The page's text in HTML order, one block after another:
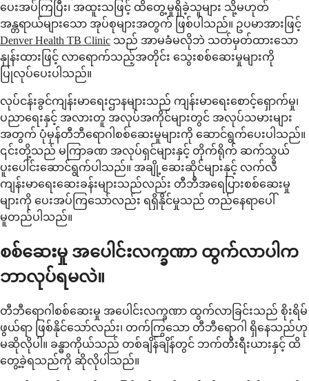
ပေးအပ်ကြပြီး၊ အထူးသဖြင့် ထိတွေ့မှုရှိခဲ့သူများ သို့မဟုတ်
အန္တရာယ်များသော အုပ်စုများအတွက် ဖြစ်ပါသည်။ ဥပမာအားဖြင့်
Denver Health TB Clinic သည် အာမခံမလိုဘဲ သတ်မှတ်ထားသော
နှုန်းထားဖြင့် လာရောက်သည့်အတိုင်း သွေးစစ်ဆေးမှုများကို
ပြုလုပ်ပေးပါသည်။
လုပ်ငန်းခွင်ကျန်းမာရေးဌာနများသည် ကျန်းမာရေးစောင့်ရှောက်မှု၊
ပညာရေးနှင့် အလားတူ အလုပ်အကိုင်များတွင် အလုပ်သမားများ
အတွက် ပုံမှန်တီဘီရောဂါစစ်ဆေးမှုများကို ဆောင်ရွက်ပေးပါသည်။
၎င်းတို့သည် မကြာခဏ အလုပ်ရှင်များနှင့် တိုက်ရိုက် ဆက်သွယ်
ပူးပေါင်းဆောင်ရွက်ပါသည်။ အချို့ဆေးဆိုင်များနှင့် လက်လီ
ကျန်းမာရေးဆေးခန်းများသည်လည်း တီဘီအရေပြားစစ်ဆေးမှု
များကို ပေးအပ်ကြသော်လည်း ရရှိနိုင်မှုသည် တည်နေရာပေါ်
မူတည်ပါသည်။
စစ်ဆေးမှု အပေါင်းလက္ခဏာ ထွက်လာပါက
ဘာလုပ်ရမလဲ။
တီဘီရောဂါစစ်ဆေးမှု အပေါင်းလက္ခဏာ ထွက်လာခြင်းသည် စိုးရိမ်
ဖွယ်ရာ ဖြစ်နိုင်သော်လည်း၊ တက်ကြွသော တီဘီရောဂါ ရှိနေသည်ဟု
မဆိုလိုပါ။ ခန္ဓာကိုယ်သည် တစ်ချိန်ချိန်တွင် ဘက်တီးရီးယားနှင့် ထိ
တွေ့ခဲ့ရသည်ကို ဆိုလိုပါသည်။